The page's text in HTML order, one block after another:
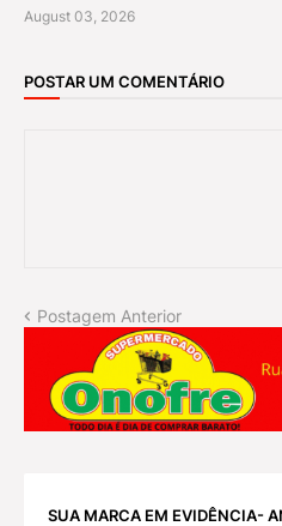
August 03, 2026
POSTAR UM COMENTÁRIO
Postagem Anterior
SUA MARCA EM EVIDÊNCIA-